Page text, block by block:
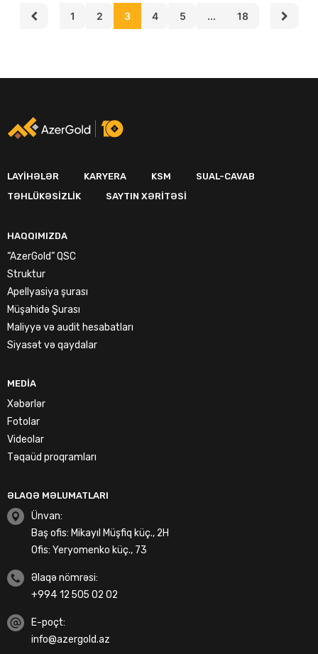
1 2 3 4 5 ... 18
LAYIHƏLƏR KARYERA KSM
SUAL-CAVAB
TƏHLÜKƏSIZLIK
SAYTIN XƏRITƏSI
HAQQIMIZDA
“AzerGold” QSC
Struktur
Apellyasiya şurası
Müşahidə Şurası
Maliyyə və audit hesabatları
Siyasət və qaydalar
MEDIA
Xəbərlər
Fotolar
Videolar
Təqaüd proqramları
ƏLAQƏ MƏLUMATLARI
Ünvan:
Baş ofis: Mikayıl Müşfiq küç., 2H
Ofis: Yeryomenko küç., 73
Əlaqə nömrəsi:
+994 12 505 02 02
E-poçt:
info@azergold.az